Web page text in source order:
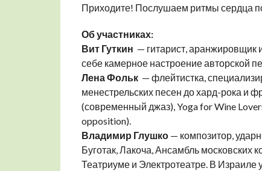
Приходите! Послушаем ритмы сердца
Об участниках:
Вит Гуткин — гитарист, аранжировщик
себе камерное настроение авторской
Лена Фольк— флейтистка,
менестрельских песен до хард-рока и
(современный джаз), Yoga for Wine
opposition).
Владимир Глушко— композитор,
Буготак, Лакоча, Ансамбль московских
Театриуме и Электротеатре. В Израиле